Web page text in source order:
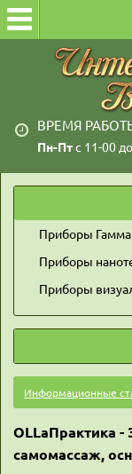
ВРЕМЯ
Пн-Птс 11-00
Приборы Гамма
Приборы
Приборы
Информационные
OLLаПрактика -
самомассаж,